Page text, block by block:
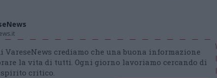
VareseNews crediamo che una buona informazione
la vita di tutti. Ogni giorno lavoriamo cercando di
critico.